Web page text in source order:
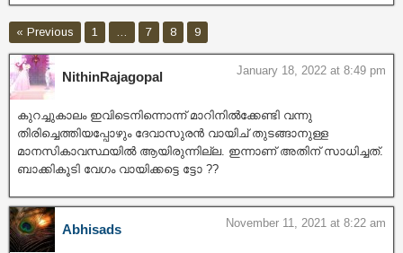
« Previous 1 7 8 9
NithinRajagopal January 18, 2022 at 8:49 pm
കുറച്ചുകാലം ഇവിടെനിന്നൊന്ന് മാറിനിൽക്കേണ്ടി വന്നു
തിരിച്ചെത്തിയപ്പോഴും ദേവാസുരൻ വായിച് തുടങ്ങാനുള്ള
മാനസികാവസ്ഥയിൽ ആയിരുന്നില്ല. ഇന്നാണ് അതിന് സാധിച്ചത്.
ബാക്കികൂടി വേഗം വായിക്കട്ടെ ട്ടോ ??
Abhisads November 11, 2021 at 8:22 am